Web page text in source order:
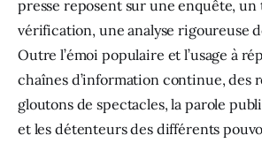
presse reposent sur une enquête, un
vérification, une analyse rigoureuse
Outre l’émoi populaire et l’usage à
chaînes d’information continue, des
gloutons de spectacles, la parole
et les détenteurs des différents